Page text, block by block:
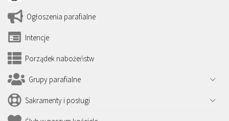
Ogłoszenia parafialne
Intencje
Porządek nabożeństw
Grupy parafialne
Sakramenty i posługi